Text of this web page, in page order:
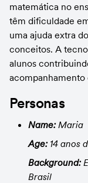
matemática no
têm dificuldade
uma ajuda extra
conceitos. A
alunos
Personas
Name: Maria
Age: 14 anos
Background:
Brasil